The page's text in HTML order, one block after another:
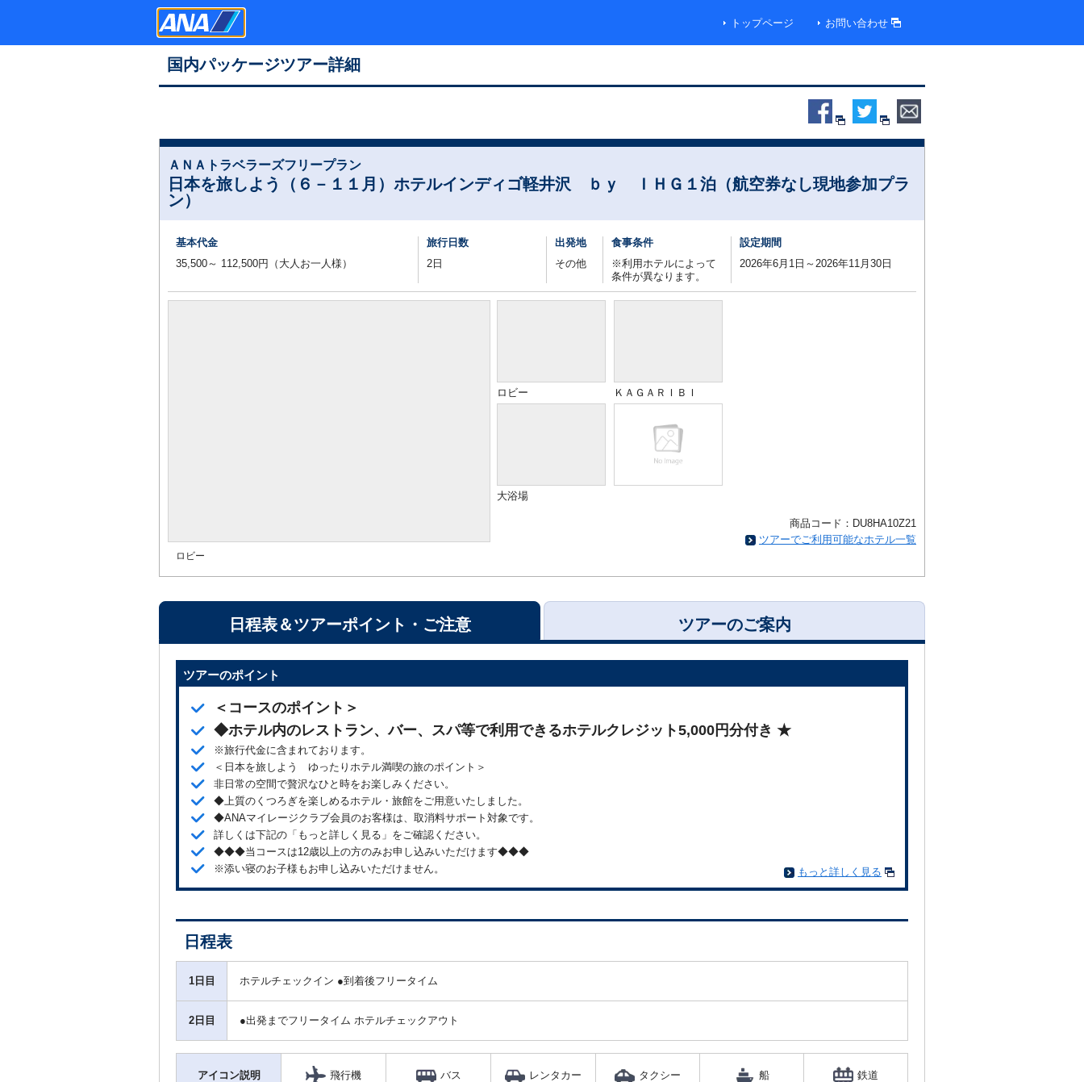
トップページ お問い合わせ
国内パッケージツアー詳細
ＡＮＡトラベラーズフリープラン
日本を旅しよう（６－１１月）ホテルインディゴ軽井沢 ｂｙ ＩＨＧ１泊（航空券なし現地参加プラ
ン）
基本代金
35,500～ 112,500円（大人お一人様）
旅行日数
2日
出発地
その他
食事条件
※利用ホテルによって
条件が異なります。
設定期間
2026年6月1日～2026年11月30日
ロビー
ロビー ＫＡＧＡＲＩＢＩ
大浴場
商品コード：DU8HA10Z21
ツアーでご利用可能なホテル一覧
日程表＆ツアーポイント・ご注意 ツアーのご案内
ツアーのポイント
＜コースのポイント＞
◆ホテル内のレストラン、バー、スパ等で利用できるホテルクレジット5,000円分付き ★
※旅行代金に含まれております。
＜日本を旅しよう ゆったりホテル満喫の旅のポイント＞
非日常の空間で贅沢なひと時をお楽しみください。
◆上質のくつろぎを楽しめるホテル・旅館をご用意いたしました。
◆ANAマイレージクラブ会員のお客様は、取消料サポート対象です。
詳しくは下記の「もっと詳しく見る」をご確認ください。
◆◆◆当コースは12歳以上の方のみお申し込みいただけます◆◆◆
※添い寝のお子様もお申し込みいただけません。
もっと詳しく見る
日程表
1日目 ホテルチェックイン ●到着後フリータイム
2日目 ●出発までフリータイム ホテルチェックアウト
イ
アイコン説明 飛行機 バス レンタカー タクシー 船 鉄道